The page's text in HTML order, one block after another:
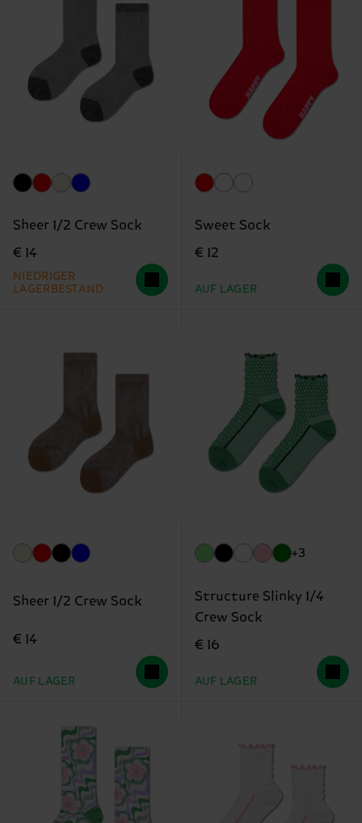
Sheer 1/2 Crew Sock
€ 14
NIEDRIGER
LAGERBESTAND
Sweet Sock
€ 12
AUF LAGER
Sheer 1/2 Crew Sock
€ 14
AUF LAGER
+3
Structure Slinky 1/4
Crew Sock
€ 16
AUF LAGER